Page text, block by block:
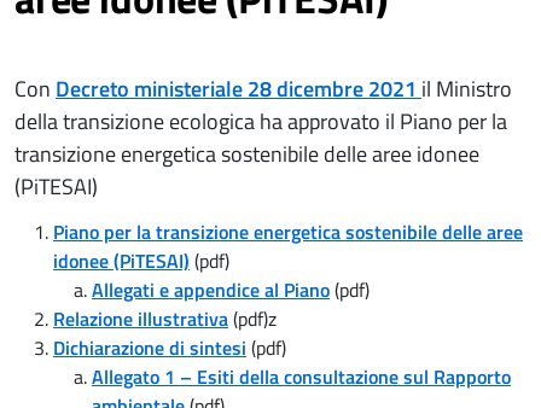
Con Decreto ministeriale 28 dicembre 2021 il Ministro
della transizione ecologica ha approvato il Piano per la
transizione energetica sostenibile delle aree idonee
(PiTESAI)
Piano per la transizione energetica sostenibile delle aree
idonee (PiTESAI) (pdf)
Allegati e appendice al Piano(pdf)
Relazione illustrativa(pdf)z
Dichiarazione di sintesi (pdf)
Allegato 1 – Esiti della consultazione sul Rapporto